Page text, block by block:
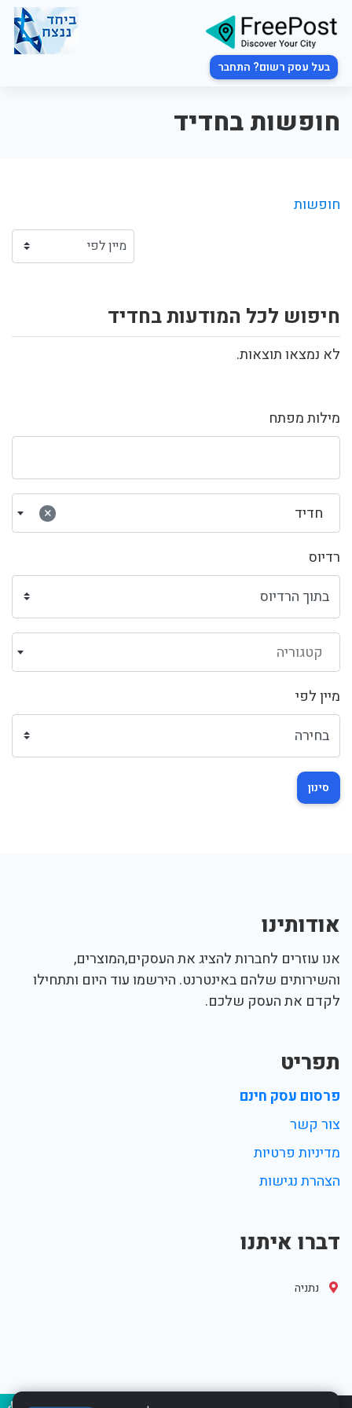
בעל עסק רשום? התחבר
חופשות בחדיד
מילות מפתח
× חדיד
רדיוס
קטגוריה
מיין לפי
סינון
חופשות
חיפוש לכל המודעות בחדיד
לא נמצאו תוצאות.
אודותינו
אנו עוזרים לחברות להציג את העסקים,המוצרים,
והשירותים שלהם באינטרנט. הירשמו עוד היום ותתחילו
לקדם את העסק שלכם.
תפריט
פרסום עסק חינם
צור קשר
מדיניות פרטיות
הצהרת נגישות
דברו איתנו
נתניה